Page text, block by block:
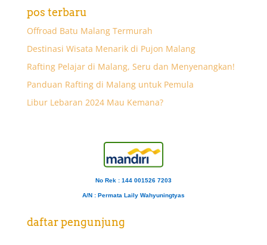
pos terbaru
Offroad Batu Malang Termurah
Destinasi Wisata Menarik di Pujon Malang
Rafting Pelajar di Malang, Seru dan Menyenangkan!
Panduan Rafting di Malang untuk Pemula
Libur Lebaran 2024 Mau Kemana?
No Rek : 144 001526 7203
A/N : Permata Laily Wahyuningtyas
daftar pengunjung